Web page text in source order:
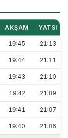
AKŞAM YATSI
19:45 21:13
19:44 21:11
19:43 21:10
19:42 21:09
19:41 21:07
19:40 21:06